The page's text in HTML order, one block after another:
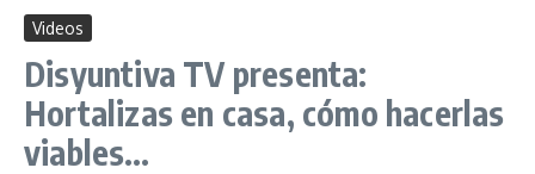
Videos
Disyuntiva TV presenta:
Hortalizas en casa, cómo hacerlas
viables…